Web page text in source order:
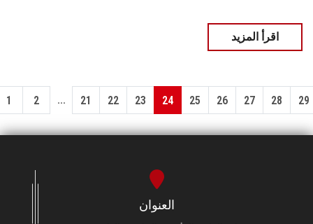
اقرأ المزيد
1 2 ... 21 22 23 24 25 26 27 28 29
العنوان